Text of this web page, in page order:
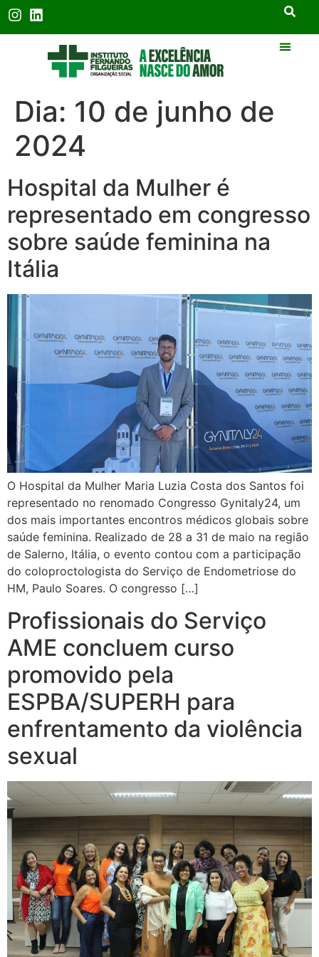
Dia: 10 de junho de
2024
Hospital da Mulher é
representado em congresso
sobre saúde feminina na
Itália
O Hospital da Mulher Maria Luzia Costa dos Santos foi
representado no renomado Congresso Gynitaly24, um
dos mais importantes encontros médicos globais sobre
saúde feminina. Realizado de 28 a 31 de maio na região
de Salerno, Itália, o evento contou com a participação
do coloproctologista do Serviço de Endometriose do
HM, Paulo Soares. O congresso […]
Profissionais do Serviço
AME concluem curso
promovido pela
ESPBA/SUPERH para
enfrentamento da violência
sexual